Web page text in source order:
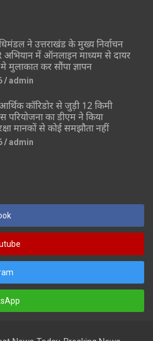
ने उत्तराखंड के मुख्य निर्वाचन
अभियान में ऑनलाइन माध्यम से दायर
मुलाकात कर सौंपा ज्ञापन
admin
कॉरिडोर से जुड़ी 12 किमी
परियोजना का डीएम ने किया
मानकों से कोई समझौता नहीं
admin